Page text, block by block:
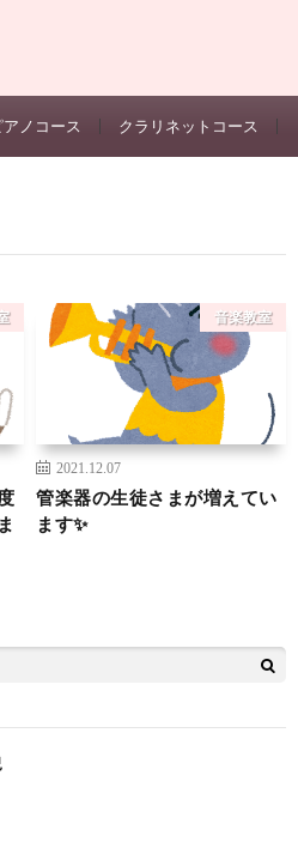
アノコース クラリネットコース
音楽教室
2021.12.07
管楽器の生徒さまが増えてい
ます✨